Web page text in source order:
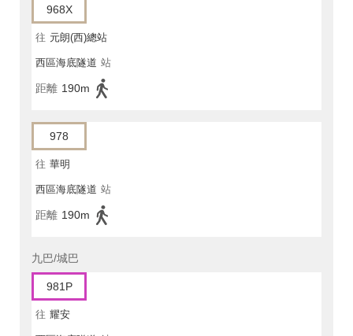
968X
往 元朗(西)總站
西區海底隧道 站
距離 190m
978
往 華明
西區海底隧道 站
距離 190m
九巴/城巴
981P
往 耀安